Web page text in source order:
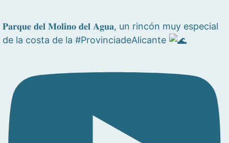
𝐏𝐚𝐫𝐪𝐮𝐞 𝐝𝐞𝐥 𝐌𝐨𝐥𝐢𝐧𝐨 𝐝𝐞𝐥 𝐀𝐠𝐮𝐚, un rincón muy especial
de la costa de la #ProvinciadeAlicante